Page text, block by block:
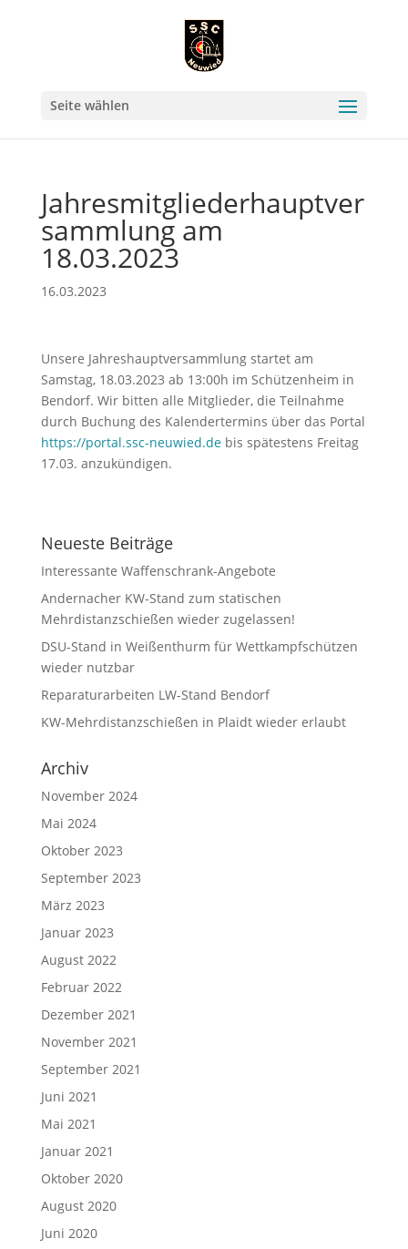
Seite wählen
Jahresmitgliederhauptver
sammlung am
18.03.2023
16.03.2023
Unsere Jahreshauptversammlung startet am
Samstag, 18.03.2023 ab 13:00h im Schützenheim in
Bendorf. Wir bitten alle Mitglieder, die Teilnahme
durch Buchung des Kalendertermins über das Portal
https://portal.ssc-neuwied.debis spätestens Freitag
17.03. anzukündigen.
Neueste Beiträge
Interessante Waffenschrank-Angebote
Andernacher KW-Stand zum statischen
Mehrdistanzschießen wieder zugelassen!
DSU-Stand in Weißenthurm für Wettkampfschützen
wieder nutzbar
Reparaturarbeiten LW-Stand Bendorf
KW-Mehrdistanzschießen in Plaidt wieder erlaubt
Archiv
November 2024
Mai 2024
Oktober 2023
September 2023
März 2023
Januar 2023
August 2022
Februar 2022
Dezember 2021
November 2021
September 2021
Juni 2021
Mai 2021
Januar 2021
Oktober 2020
August 2020
Juni 2020